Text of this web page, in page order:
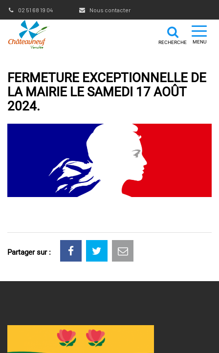
02 51 68 19 04 Nous contacter
RECHERCHE MENU
FERMETURE EXCEPTIONNELLE DE
LA MAIRIE LE SAMEDI 17 AOÛT
2024.
Partager sur :